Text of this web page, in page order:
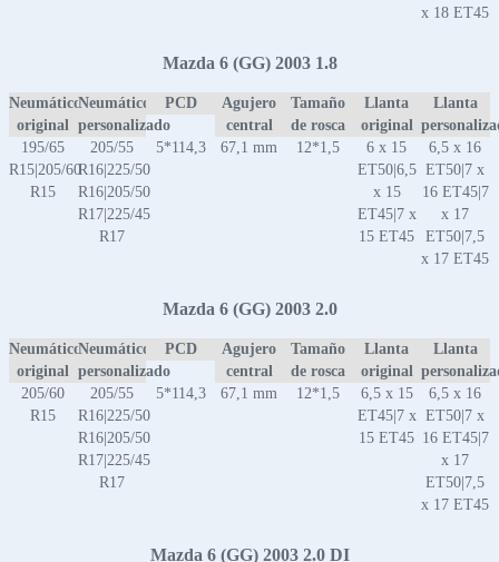
x 18 ET45
Mazda 6 (GG) 2003 1.8
Neumático
original
Neumático
personalizado
PCD
Agujero
central
Tamaño
de rosca
Llanta
original
Llanta
195/65
R15|205/60
R15
205/55
R16|225/50
R16|205/50
R17|225/45
R17
5*114,3 67,1 mm 12*1,5
6 x 15
ET50|6,5
x 15
ET45|7 x
15 ET45
6,5 x 16
ET50|7 x
16 ET45|7
x 17
ET50|7,5
x 17 ET45
Mazda 6 (GG) 2003 2.0
Neumático
original
Neumático
personalizado
PCD
Agujero
central
Tamaño
de rosca
Llanta
original
Llanta
205/60
R15
205/55
R16|225/50
R16|205/50
R17|225/45
R17
5*114,3 67,1 mm 12*1,5
6,5 x 15
ET45|7 x
15 ET45
6,5 x 16
ET50|7 x
16 ET45|7
x 17
ET50|7,5
x 17 ET45
Mazda 6 (GG) 2003 2.0 DI